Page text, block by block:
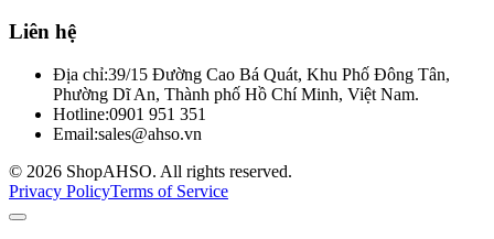
Liên hệ
Địa chỉ:39/15 Đường Cao Bá Quát, Khu Phố Đông Tân,
Phường Dĩ An, Thành phố Hồ Chí Minh, Việt Nam.
Hotline:0901 951 351
Email:sales@ahso.vn
© 2026 ShopAHSO. All rights reserved.
Privacy PolicyTerms of Service